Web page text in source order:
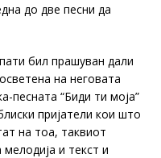
до две песни да
бил прашуван дали
на неговата
песната “Биди ти моја”
пријатели кои што
на тоа, таквиот
и текст и